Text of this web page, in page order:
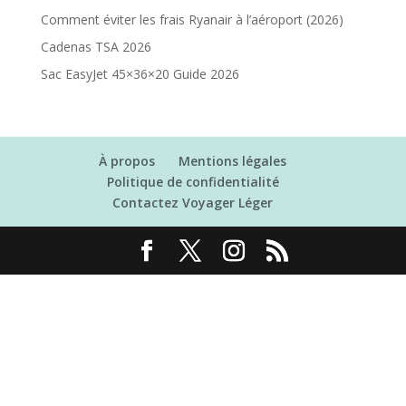
Comment éviter les frais Ryanair à l’aéroport (2026)
Cadenas TSA 2026
Sac EasyJet 45×36×20 Guide 2026
À propos
Mentions légales
Politique de confidentialité
Contactez Voyager Léger